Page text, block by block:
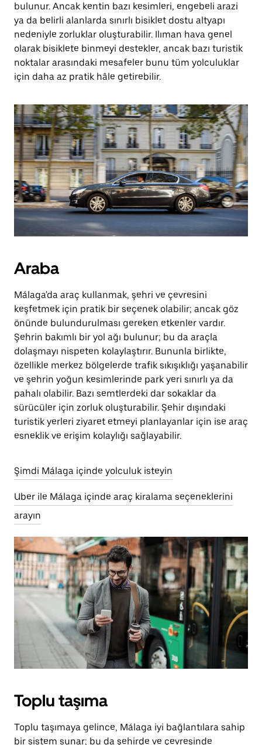
bulunur. Ancak kentin bazı kesimleri, engebeli arazi
ya da belirli alanlarda sınırlı bisiklet dostu altyapı
nedeniyle zorluklar oluşturabilir. Ilıman hava genel
olarak bisiklete binmeyi destekler, ancak bazı turistik
noktalar arasındaki mesafeler bunu tüm yolculuklar
için daha az pratik hâle getirebilir.
Araba
Málaga'da araç kullanmak, şehri ve çevresini
keşfetmek için pratik bir seçenek olabilir; ancak göz
önünde bulundurulması gereken etkenler vardır.
Şehrin bakımlı bir yol ağı bulunur; bu da araçla
dolaşmayı nispeten kolaylaştırır. Bununla birlikte,
özellikle merkez bölgelerde trafik sıkışıklığı yaşanabilir
ve şehrin yoğun kesimlerinde park yeri sınırlı ya da
pahalı olabilir. Bazı semtlerdeki dar sokaklar da
sürücüler için zorluk oluşturabilir. Şehir dışındaki
turistik yerleri ziyaret etmeyi planlayanlar için ise araç
esneklik ve erişim kolaylığı sağlayabilir.
Şimdi Málaga içinde yolculuk isteyin
Uber ile Málaga içinde araç kiralama seçeneklerini
arayın
Toplu taşıma
Toplu taşımaya gelince, Málaga iyi bağlantılara sahip
bir sistem sunar; bu da şehirde ve çevresinde